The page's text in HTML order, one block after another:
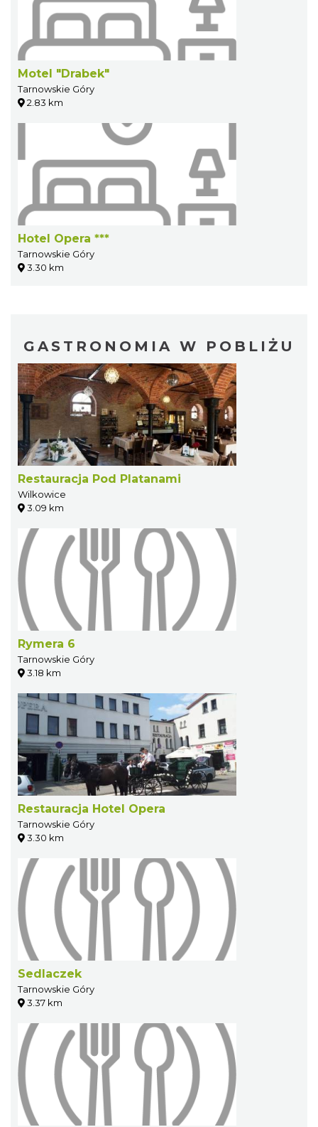
Motel "Drabek"
Tarnowskie Góry
2.83 km
Hotel Opera ***
Tarnowskie Góry
3.30 km
GASTRONOMIA W POBLIŻU
Restauracja Pod Platanami
Wilkowice
3.09 km
Rymera 6
Tarnowskie Góry
3.18 km
Restauracja Hotel Opera
Tarnowskie Góry
3.30 km
Sedlaczek
Tarnowskie Góry
3.37 km